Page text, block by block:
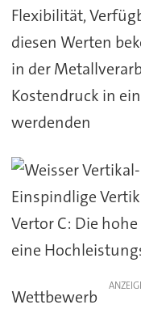
Flexibilität,
diesen Werten
in der
Kostendruck in
werdenden
Einspindlige
Vertor C: Die
eine
Wettbewerb